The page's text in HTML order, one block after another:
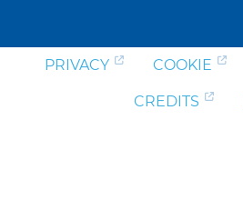
PRIVACY COOKIE
CREDITS